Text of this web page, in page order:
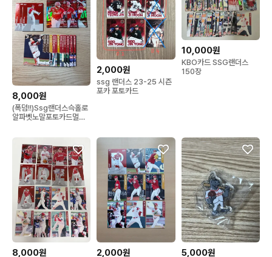
8,000원
(폭덤!!)Ssg랜더스슥홀로
알파벳노말포토카드멀일
kbo2026
2,000원
ssg 랜더스 23-25 시즌
포카 포토카드
10,000원
KBO카드 SSG랜더스
150장
8,000원 2,000원 5,000원